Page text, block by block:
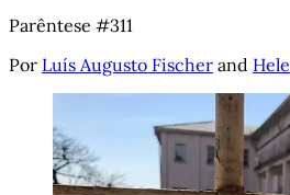
Parêntese #311
Por Luís Augusto Fischer and